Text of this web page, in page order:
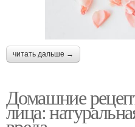
читать дальше →
Домашние
лица: